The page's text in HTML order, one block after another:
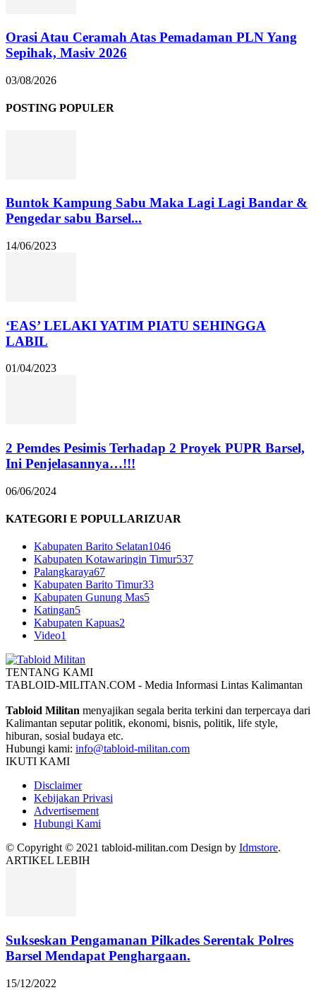
Orasi Atau Ceramah Atas Pemadaman PLN Yang
Sepihak, Masiv 2026
03/08/2026
POSTING POPULER
Buntok Kampung Sabu Maka Lagi Lagi Bandar &
Pengedar sabu Barsel...
14/06/2023
‘EAS’ LELAKI YATIM PIATU SEHINGGA
LABIL
01/04/2023
2 Pemdes Pesimis Terhadap 2 Proyek PUPR Barsel,
Ini Penjelasannya…!!!
06/06/2024
KATEGORI E POPULLARIZUAR
Kabupaten Barito Selatan1046
Kabupaten Kotawaringin Timur537
Palangkaraya67
Kabupaten Barito Timur33
Kabupaten Gunung Mas5
Katingan5
Kabupaten Kapuas2
Video1
TENTANG KAMI
TABLOID-MILITAN.COM - Media Informasi Lintas Kalimantan
Tabloid Militan menyajikan segala berita terkini dan terpercaya dari
Kalimantan seputar politik, ekonomi, bisnis, politik, life style,
hiburan, sosial budaya etc.
Hubungi kami: info@tabloid-militan.com
IKUTI KAMI
Disclaimer
Kebijakan Privasi
Advertisement
Hubungi Kami
© Copyright © 2021 tabloid-militan.com Design by Idmstore.
ARTIKEL LEBIH
Sukseskan Pengamanan Pilkades Serentak Polres
Barsel Mendapat Penghargaan.
15/12/2022